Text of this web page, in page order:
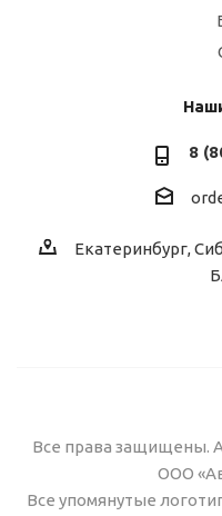
8
Екатеринбург,
Все права защищены.
ООО
Все упомянутые